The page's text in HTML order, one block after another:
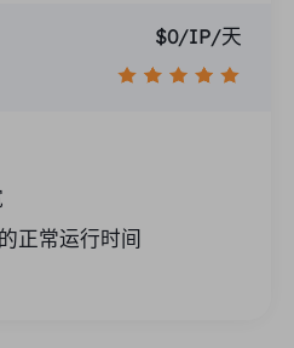
$0/IP/天
正常运行时间